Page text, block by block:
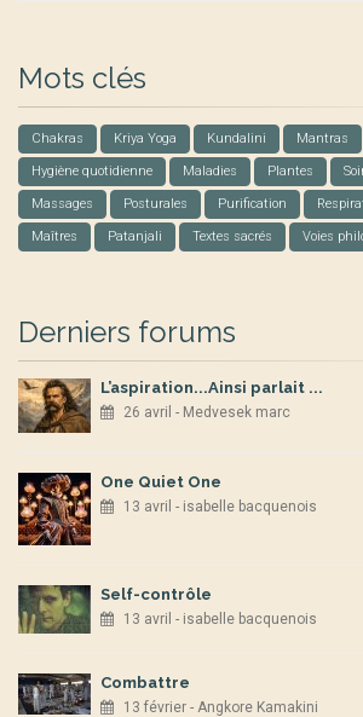
Mots clés
Chakras Kriya Yoga Kundalini Mantras
Hygiène quotidienne Maladies Plantes
Massages Posturales Purification
Maîtres Patanjali Textes sacrés Voies
Derniers forums
L’aspiration...Ainsi parlait ...
26 avril - Medvesek marc
One Quiet One
13 avril - isabelle bacquenois
Self-contrôle
13 avril - isabelle bacquenois
Combattre
13 février - Angkore Kamakini